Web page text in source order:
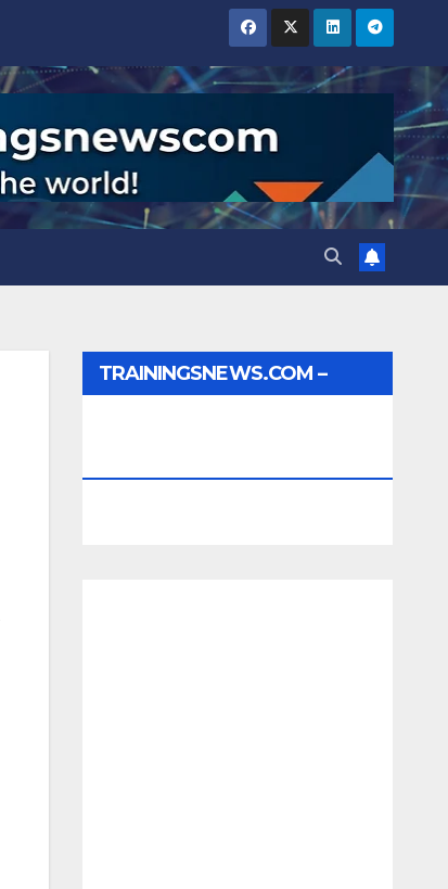
TRAININGSNEWS.COM –